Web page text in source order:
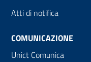
Atti di notifica
COMUNICAZIONE
Unict Comunica